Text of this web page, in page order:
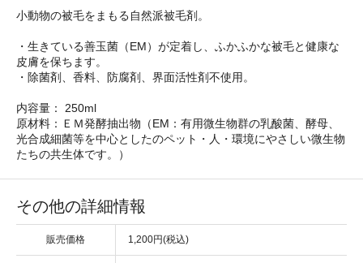
小動物の被毛をまもる自然派被毛剤。
・生きている善玉菌（EM）が定着し、ふかふかな被毛と健康な
皮膚を保ちます。
・除菌剤、香料、防腐剤、界面活性剤不使用。
内容量： 250ml
原材料：ＥＭ発酵抽出物（EM：有用微生物群の乳酸菌、酵母、
光合成細菌等を中心としたのペット・人・環境にやさしい微生物
たちの共生体です。）
その他の詳細情報
販売価格 1,200円(税込)